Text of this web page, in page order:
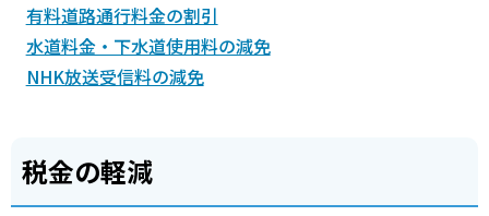
有料道路通行料金の割引
水道料金・下水道使用料の減免
NHK放送受信料の減免
税金の軽減